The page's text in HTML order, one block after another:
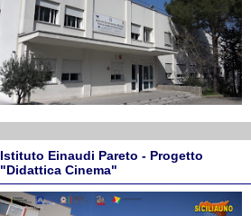
Istituto Einaudi Pareto - Progetto
"Didattica Cinema"